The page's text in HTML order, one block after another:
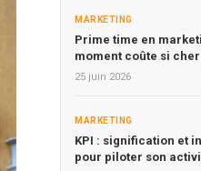
MARKETING
Prime time en
moment coûte si
25 juin 2026
MARKETING
KPI : signification et
pour piloter son